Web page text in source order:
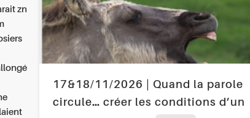
zn
17&18/11/2026 | Quand la parole
circule… créer les conditions d’un